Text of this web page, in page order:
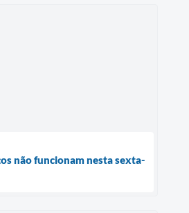
não funcionam nesta sexta-